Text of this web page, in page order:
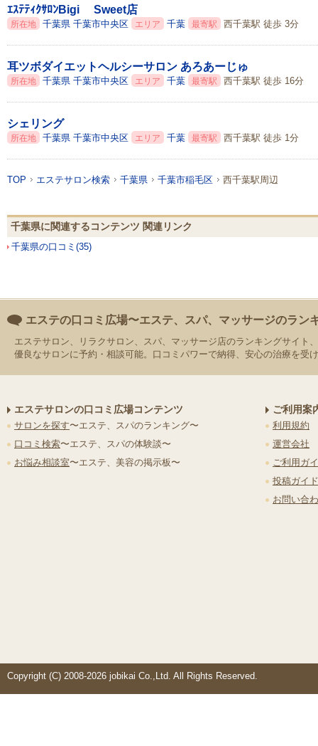
ｴｽﾃﾃｨｸｻﾛﾝBigi Sweet店
所在地 千葉県 千葉市中央区 エリア 千葉 最寄駅 西千葉駅 徒歩 3分
耳ツボダイエットヘルシーサロン あろあーじゅ
所在地 千葉県 千葉市中央区 エリア 千葉 最寄駅 西千葉駅 徒歩 16分
シェリング
所在地 千葉県 千葉市中央区 エリア 千葉 最寄駅 西千葉駅 徒歩 1分
TOP エステサロン検索 千葉県 千葉市稲毛区 西千葉駅周辺
千葉県に関連するコンテンツ 関連リンク
千葉県の口コミ(35)
エステの口コミ広場〜エステ、スパ、マッサージのラン
エステサロン、リラクサロン、スパ、マッサージ店のランキングサイト
優良なサロンに予約・相談可能。口コミパワーで納得、安心の治療を受
エステサロンの口コミ広場コンテンツ
サロンを探す〜エステ、スパのランキング〜
口コミ検索〜エステ、スパの体験談〜
お悩み相談室〜エステ、美容の掲示板〜
ご利用案
利用規約
運営会社
ご利用ガ
投稿ガイ
お問い合
Copyright (C) 2008-2026 jobikai Co.,Ltd. All Rights Reserved.